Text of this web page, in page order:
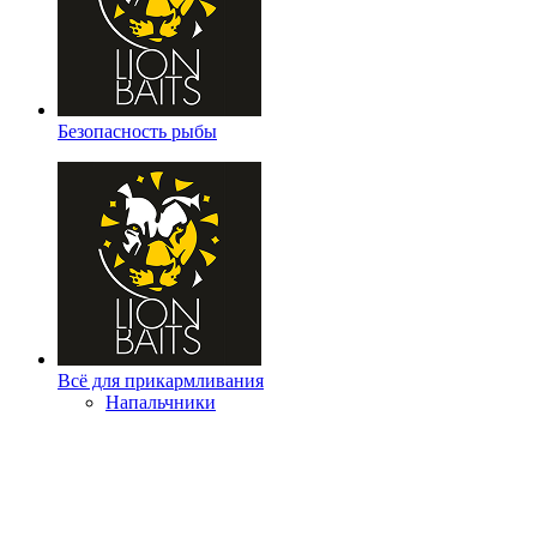
Безопасность рыбы
Всё для прикармливания
Напальчники